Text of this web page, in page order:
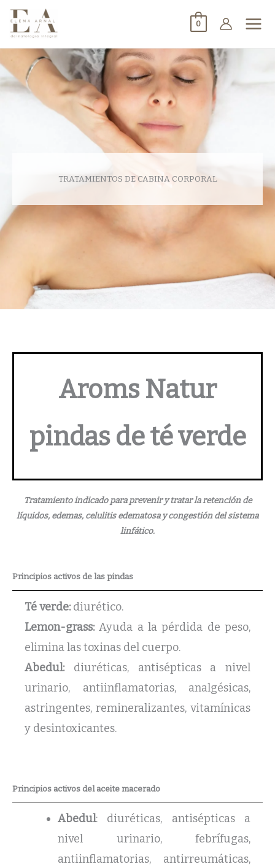
0
TRATAMIENTOS DE CABINA CORPORAL
Aroms Natur
pindas de té verde
Tratamiento indicado para prevenir y tratar la retención de
líquidos, edemas, celulitis edematosa y congestión del sistema
linfático.
Principios activos de las pindas
Té verde:diurético.
Lemon-grass:Ayuda a la pérdida de peso,
elimina las toxinas del cuerpo.
Abedul: diuréticas, antisépticas a nivel
urinario, antiinflamatorias, analgésicas,
astringentes, remineralizantes, vitamínicas
y desintoxicantes.
Principios activos del aceite macerado
Abedul: diuréticas, antisépticas a
nivel urinario, febrífugas,
antiinflamatorias, antirreumáticas,